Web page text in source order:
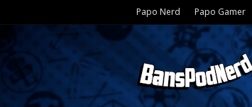
Papo Nerd Papo Gamer